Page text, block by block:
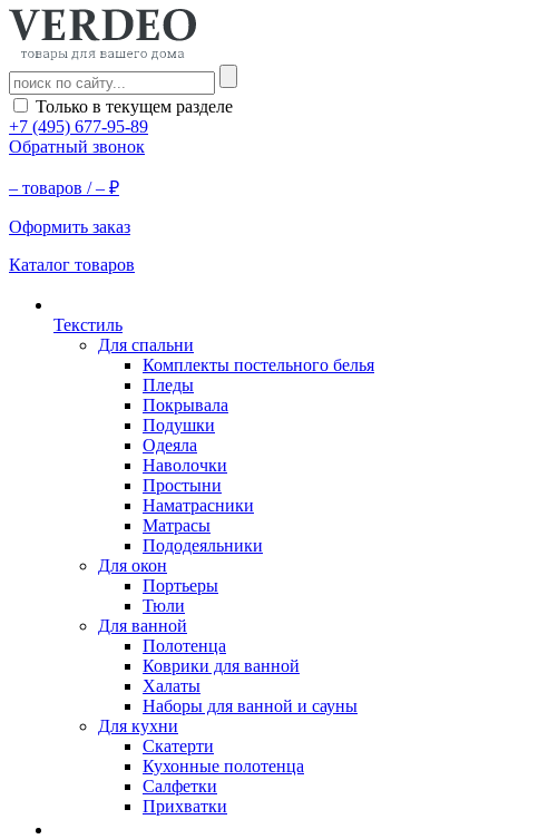
Только в текущем разделе
+7 (495) 677-95-89
Обратный звонок
– товаров /– ₽
Оформить заказ
Каталог товаров
Текстиль
Для спальни
Комплекты постельного белья
Пледы
Покрывала
Подушки
Одеяла
Наволочки
Простыни
Наматрасники
Матрасы
Пододеяльники
Для окон
Портьеры
Тюли
Для ванной
Полотенца
Коврики для ванной
Халаты
Наборы для ванной и сауны
Для кухни
Скатерти
Кухонные полотенца
Салфетки
Прихватки